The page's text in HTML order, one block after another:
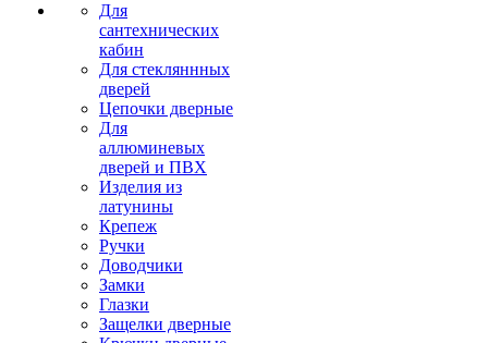
Для
сантехнических
кабин
Для стекляннных
дверей
Цепочки дверные
Для
аллюминевых
дверей и ПВХ
Изделия из
латунины
Крепеж
Ручки
Доводчики
Замки
Глазки
Защелки дверные